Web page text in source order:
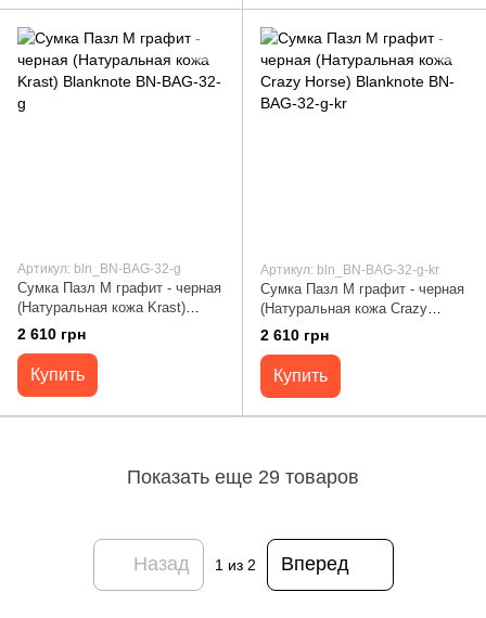
Артикул: bln_BN-BAG-32-g
Сумка Пазл M графит - черная
(Натуральная кожа Krast)
Blanknote BN-BAG-32-g
2 610 грн
Купить
Артикул: bln_BN-BAG-32-g-kr
Сумка Пазл M графит - черная
(Натуральная кожа Crazy
Horse) Blanknote BN-BAG-32-g-
2 610 грн
Купить
Показать еще 29 товаров
Назад 1 из 2 Вперед